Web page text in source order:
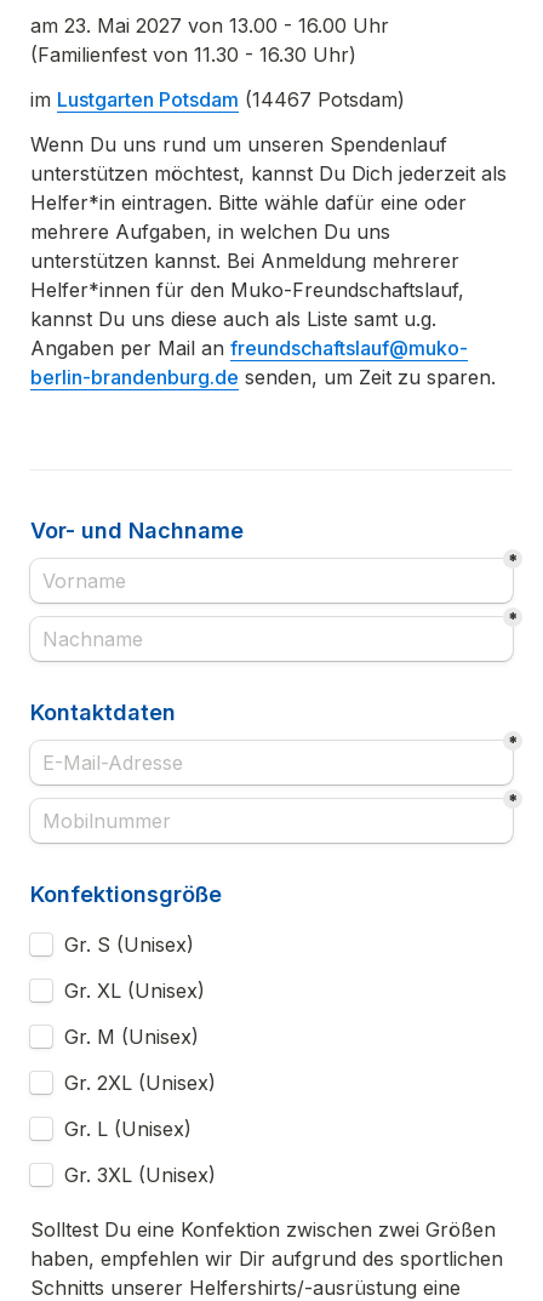
am 23. Mai 2027 von 13.00 - 16.00 Uhr
(Familienfest von 11.30 - 16.30 Uhr)
im Lustgarten Potsdam (14467 Potsdam)
Wenn Du uns rund um unseren Spendenlauf
unterstützen möchtest, kannst Du Dich jederzeit als
Helfer*in eintragen. Bitte wähle dafür eine oder
mehrere Aufgaben, in welchen Du uns
unterstützen kannst. Bei Anmeldung mehrerer
Helfer*innen für den Muko-Freundschaftslauf,
kannst Du uns diese auch als Liste samt u.g.
Angaben per Mail an freundschaftslauf@muko-
berlin-brandenburg.de senden, um Zeit zu sparen.
Vor- und Nachname
*
*
Kontaktdaten
*
*
Konfektionsgröße
Gr. S (Unisex)
Gr. XL (Unisex)
Gr. M (Unisex)
Gr. 2XL (Unisex)
Gr. L (Unisex)
Gr. 3XL (Unisex)
Solltest Du eine Konfektion zwischen zwei Größen
haben, empfehlen wir Dir aufgrund des sportlichen
Schnitts unserer Helfershirts/-ausrüstung eine